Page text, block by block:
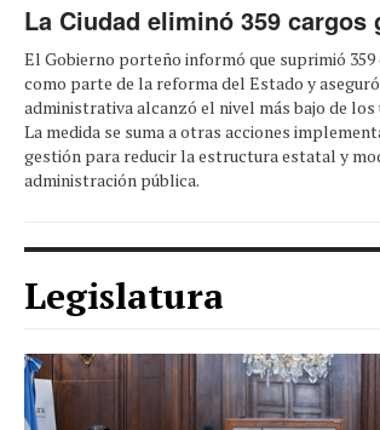
La Ciudad eliminó 359 cargos
El Gobierno porteño informó que suprimió
como parte de la reforma del Estado y
administrativa alcanzó el nivel más bajo de
La medida se suma a otras acciones
gestión para reducir la estructura estatal y
administración pública.
Legislatura